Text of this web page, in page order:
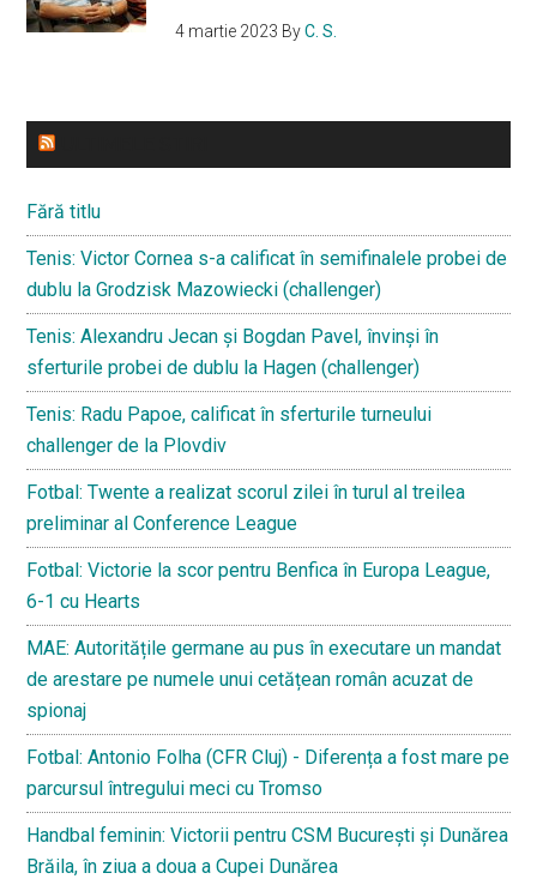
4 martie 2023 ByC. S.
Fără titlu
Tenis: Victor Cornea s-a calificat în semifinalele probei de
dublu la Grodzisk Mazowiecki (challenger)
Tenis: Alexandru Jecan și Bogdan Pavel, învinși în
sferturile probei de dublu la Hagen (challenger)
Tenis: Radu Papoe, calificat în sferturile turneului
challenger de la Plovdiv
Fotbal: Twente a realizat scorul zilei în turul al treilea
preliminar al Conference League
Fotbal: Victorie la scor pentru Benfica în Europa League,
6-1 cu Hearts
MAE: Autoritățile germane au pus în executare un mandat
de arestare pe numele unui cetățean român acuzat de
spionaj
Fotbal: Antonio Folha (CFR Cluj) - Diferența a fost mare pe
parcursul întregului meci cu Tromso
Handbal feminin: Victorii pentru CSM București și Dunărea
Brăila, în ziua a doua a Cupei Dunărea